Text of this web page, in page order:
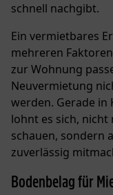
schnell nachgibt.
Ein vermietbares
mehreren
zur Wohnung
Neuvermietung
werden. Gerade in
lohnt es sich,
schauen, sondern
zuverlässig
Bodenbelag für